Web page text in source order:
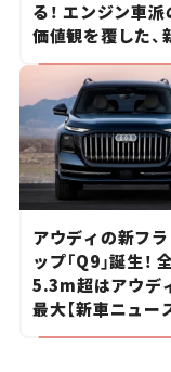
る！ エンジン車派
価値観を覆した、
ポルシェの走り。
アウディの新フ
ップ「Q9」誕生！
5.3m超はアウデ
最大【新車ニュー